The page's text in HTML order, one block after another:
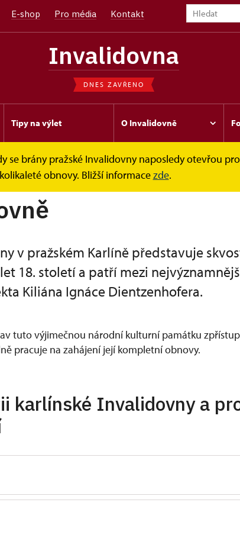
E-shop Pro média Kontakt
Invalidovna
DNES ZAVŘENO
Tipy na výlet O Invalidovně
se brány pražské Invalidovny naposledy otevřou
obnovy. Bližší informacezde.
v pražském Karlíně představuje
18. století a patří mezi
Kiliána Ignáce Dientzenhofera.
tuto výjimečnou národní kulturní památku
pracuje na zahájení její kompletní obnovy.
karlínské Invalidovny a